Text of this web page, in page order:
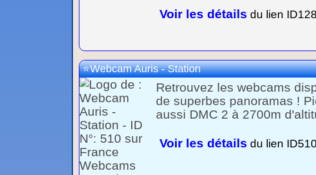
Voir les détails du lien
Webcam Auris - Station
Retrouvez les webcams
de superbes panoramas !
aussi DMC 2 à 2700m
Voir les détails du lien